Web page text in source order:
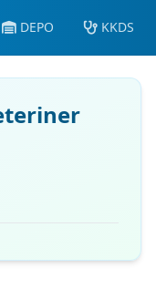
DEPO KKDS